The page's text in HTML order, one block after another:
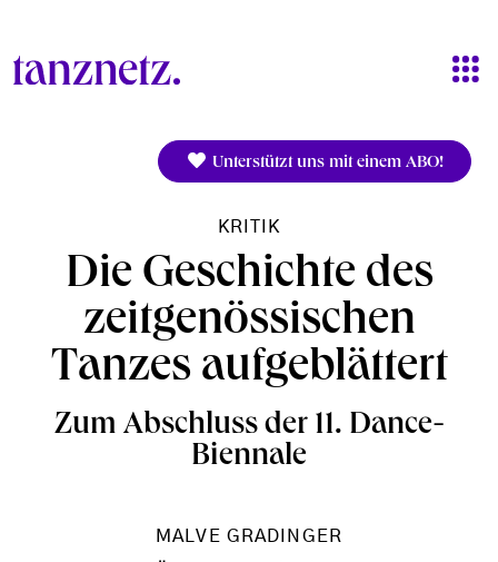
Unterstützt uns mit einem ABO!
KRITIK
Die Geschichte des
zeitgenössischen
Tanzes aufgeblättert
Zum Abschluss der 11. Dance-
Biennale
MALVE GRADINGER